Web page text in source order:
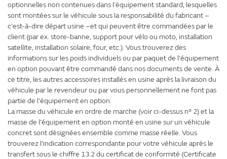
optionnelles non contenues dans l’équipement standard, lesquelles
sont montées sur le véhicule sous la responsabilité du fabricant –
c’est-à-dire départ usine –et qui peuvent être commandées par le
client (par ex. store-banne, support pour vélo ou moto, installation
satellite, installation solaire, four, etc.). Vous trouverez des
informations sur les poids individuels ou par paquet de l’équipement
en option pouvant être commandé dans nos documents de vente. À
ce titre, les autres accessoires installés en usine après la livraison du
véhicule par le revendeur ou par vous personnellement ne font pas
partie de l’équipement en option.
La masse du véhicule en ordre de marche (voir ci-dessus n° 2) et la
masse de l’équipement en option monté en usine sur un véhicule
concret sont désignées ensemble comme masse réelle. Vous
trouverez l’indication correspondante pour votre véhicule après le
transfert sous le chiffre 13.2 du certificat de conformité (Certificate